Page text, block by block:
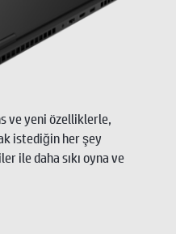
ve yeni özelliklerle,
istediğin her şey
ile daha sıkı oyna ve